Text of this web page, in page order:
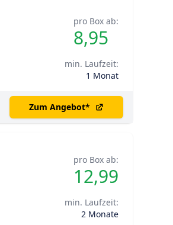
pro Box ab:
8,95
min. Laufzeit:
1 Monat
Zum Angebot*
pro Box ab:
12,99
min. Laufzeit:
2 Monate